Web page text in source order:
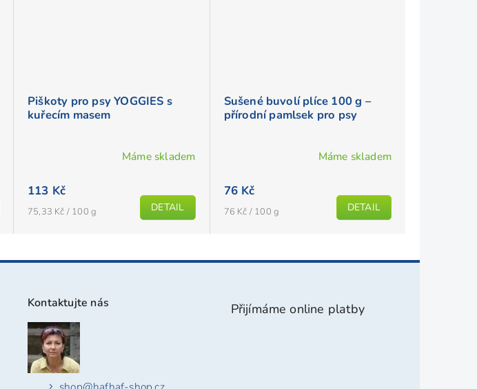
Piškoty pro psy YOGGIES s
kuřecím masem
Máme skladem
113 Kč
Měrná
75,33 Kč / 100 g DETAIL
Sušené buvolí plíce 100 g –
přírodní pamlsek pro psy
Máme skladem
76 Kč
Měrná
76 Kč / 100 g DETAIL
Kontaktujte nás Přijímáme online platby